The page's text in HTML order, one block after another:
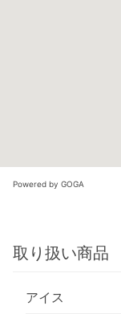
Powered by GOGA
取り扱い商品
アイス